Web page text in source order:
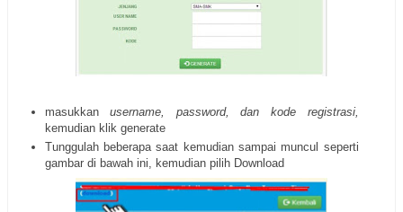
masukkanusername, password, dan kode registrasi,
kemudian klik generate
Tunggulah beberapa saat kemudian sampai muncul seperti
gambar di bawah ini, kemudian pilih Download